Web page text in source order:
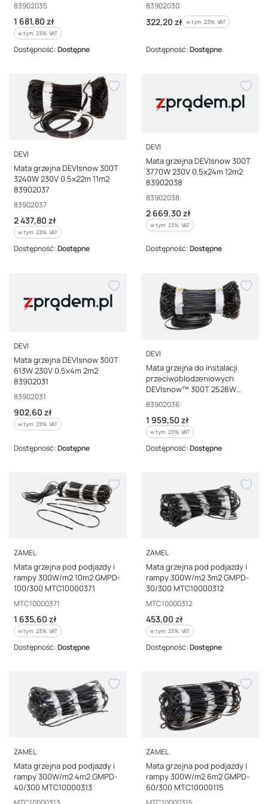
Kod producenta
83902035
Cena brutto
1 681,80 zł
w tym %s VAT
w tym 23% VAT
Dostępność:Dostępne
Kod producenta
83902030
Cena brutto
322,20 zł w tym %s VAT
w tym 23% VAT
Dostępność:Dostępne
PRODUCENT
DEVI
Mata grzejna DEVIsnow 300T
3240W 230V 0.5x22m 11m2
83902037
Kod producenta
83902037
Cena brutto
2 437,80 zł
w tym %s VAT
w tym 23% VAT
Dostępność:Dostępne
PRODUCENT
DEVI
Mata grzejna DEVIsnow 300T
3770W 230V 0.5x24m 12m2
83902038
Kod producenta
83902038
Cena brutto
2 669,30 zł
w tym %s VAT
w tym 23% VAT
Dostępność:Dostępne
PRODUCENT
DEVI
Mata grzejna DEVIsnow 300T
613W 230V 0.5x4m 2m2
83902031
Kod producenta
83902031
Cena brutto
902,60 zł
w tym %s VAT
w tym 23% VAT
Dostępność:Dostępne
PRODUCENT
DEVI
Mata grzejna do instalacji
przeciwoblodzeniowych
DEVIsnow™ 300T 2528W
230V 0.5x16m 8m² 83902036
Kod producenta
83902036
Cena brutto
1 959,50 zł
w tym %s VAT
w tym 23% VAT
Dostępność:Dostępne
PRODUCENT
ZAMEL
Mata grzejna pod podjazdy i
rampy 300W/m2 10m2 GMPD-
100/300 MTC10000371
Kod producenta
MTC10000371
Cena brutto
1 635,60 zł
w tym %s VAT
w tym 23% VAT
Dostępność:Dostępne
PRODUCENT
ZAMEL
Mata grzejna pod podjazdy i
rampy 300W/m2 3m2 GMPD-
30/300 MTC10000312
Kod producenta
MTC10000312
Cena brutto
453,00 zł
w tym %s VAT
w tym 23% VAT
Dostępność:Dostępne
PRODUCENT
ZAMEL
Mata grzejna pod podjazdy i
rampy 300W/m2 4m2 GMPD-
40/300 MTC10000313
Kod producenta
PRODUCENT
ZAMEL
Mata grzejna pod podjazdy i
rampy 300W/m2 6m2 GMPD-
60/300 MTC10000115
Kod producenta